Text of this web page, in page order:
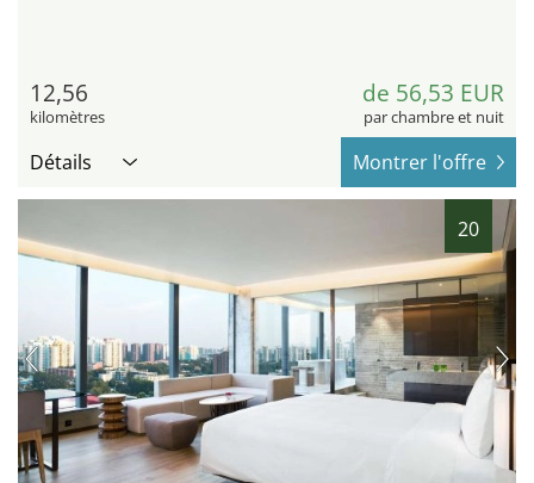
12,56
kilomètres
de 56,53 EUR
par chambre et nuit
Détails Montrer l'offre
20